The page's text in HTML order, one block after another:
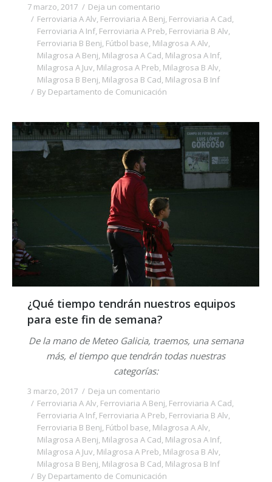
7 marzo, 2017
Deja un comentario
Ferroviaria A Alv, Ferroviaria A Benj, Ferroviaria A Cad,
Ferroviaria A Inf, Ferroviaria A Preb, Ferroviaria B Alv,
Ferroviaria B Benj, Fútbol base, Milagrosa A Alv,
Milagrosa A Benj, Milagrosa A Cad, Milagrosa A Inf,
Milagrosa A Juv, Milagrosa A Preb, Milagrosa B Alv,
Milagrosa B Benj, Milagrosa B Cad, Milagrosa B Inf
By Departamento de Comunicación
¿Qué tiempo tendrán nuestros equipos
para este fin de semana?
De la mano de Meteo Galicia, traemos, una semana
más, el tiempo que tendrán todas nuestras
categorías:
3 marzo, 2017
Deja un comentario
Ferroviaria A Alv Ferroviaria A Benj Ferroviaria A Cad
Ferroviaria A Inf Ferroviaria A Preb Ferroviaria B Alv
Ferroviaria B Benj Fútbol base Milagrosa A Alv
Milagrosa A Benj Milagrosa A Cad Milagrosa A Inf
Milagrosa A Juv Milagrosa A Preb Milagrosa B Alv
Milagrosa B Benj Milagrosa B Cad Milagrosa B Inf
By Departamento de Comunicación